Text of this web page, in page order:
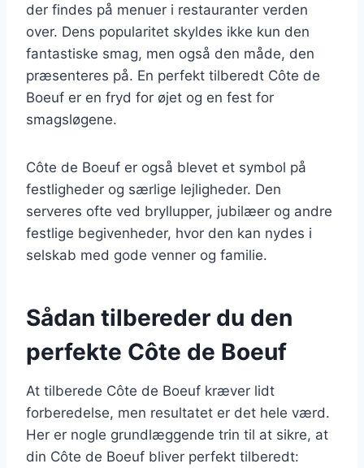
der findes på menuer i restauranter verden
over. Dens popularitet skyldes ikke kun den
fantastiske smag, men også den måde, den
præsenteres på. En perfekt tilberedt Côte de
Boeuf er en fryd for øjet og en fest for
smagsløgene.
Côte de Boeuf er også blevet et symbol på
festligheder og særlige lejligheder. Den
serveres ofte ved bryllupper, jubilæer og andre
festlige begivenheder, hvor den kan nydes i
selskab med gode venner og familie.
Sådan tilbereder du den
perfekte Côte de Boeuf
At tilberede Côte de Boeuf kræver lidt
forberedelse, men resultatet er det hele værd.
Her er nogle grundlæggende trin til at sikre, at
din Côte de Boeuf bliver perfekt tilberedt: